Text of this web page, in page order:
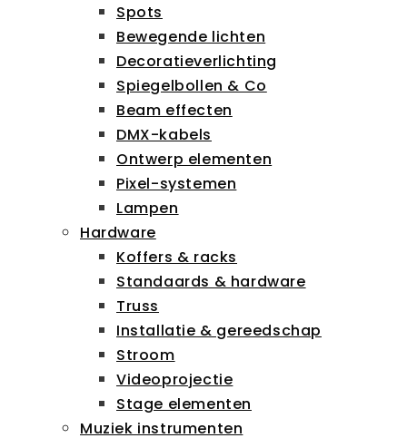
Spots
Bewegende lichten
Decoratieverlichting
Spiegelbollen & Co
Beam effecten
DMX-kabels
Ontwerp elementen
Pixel-systemen
Lampen
Hardware
Koffers & racks
Standaards & hardware
Truss
Installatie & gereedschap
Stroom
Videoprojectie
Stage elementen
Muziek instrumenten